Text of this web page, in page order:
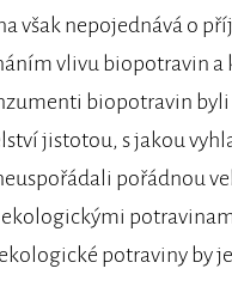
však nepojednává o
vlivu biopotravin
biopotravin
jistotou, s jakou
pořádnou
potraviny by